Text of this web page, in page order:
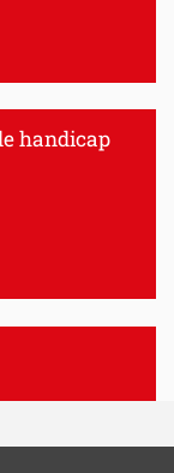
handicap